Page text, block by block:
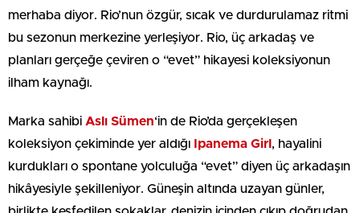
merhaba diyor. Rio’nun özgür, sıcak ve durdurulamaz ritmi
bu sezonun merkezine yerleşiyor. Rio, üç arkadaş ve
planları gerçeğe çeviren o “evet” hikayesi koleksiyonun
ilham kaynağı.
Marka sahibi Aslı Sümen‘in de Rio’da gerçekleşen
koleksiyon çekiminde yer aldığı
Ipanema Girl , hayalini
kurdukları o spontane yolculuğa “evet” diyen üç arkadaşın
hikâyesiyle şekilleniyor. Güneşin altında uzayan günler,